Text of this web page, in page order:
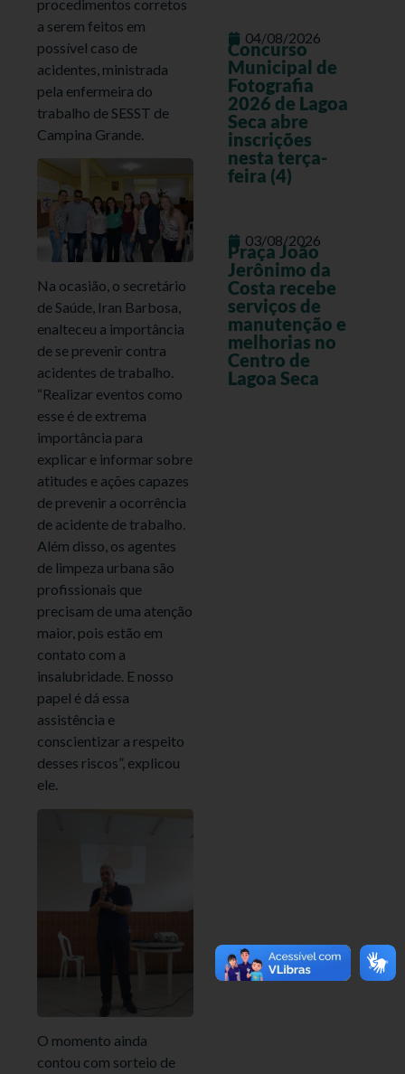
procedimentos corretos
a serem feitos em
possível caso de
acidentes, ministrada
pela enfermeira do
trabalho de SESST de
Campina Grande.
Na ocasião, o secretário
de Saúde, Iran Barbosa,
enalteceu a importância
de se prevenir contra
acidentes de trabalho.
“Realizar eventos como
esse é de extrema
importância para
explicar e informar sobre
atitudes e ações capazes
de prevenir a ocorrência
de acidente de trabalho.
Além disso, os agentes
de limpeza urbana são
profissionais que
precisam de uma atenção
maior, pois estão em
contato com a
insalubridade. E nosso
papel é dá essa
assistência e
conscientizar a respeito
desses riscos”, explicou
ele.
O momento ainda
contou com sorteio de
04/08/2026
Concurso
Municipal de
Fotografia
2026 de Lagoa
Seca abre
inscrições
nesta terça-
feira (4)
03/08/2026
Praça João
Jerônimo da
Costa recebe
serviços de
manutenção e
melhorias no
Centro de
Lagoa Seca